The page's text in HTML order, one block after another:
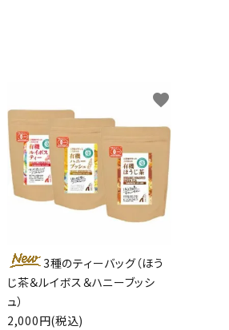
3種のティーバッグ（ほう
じ茶＆ルイボス＆ハニーブッシ
ュ）
2,000円(税込)
favorite